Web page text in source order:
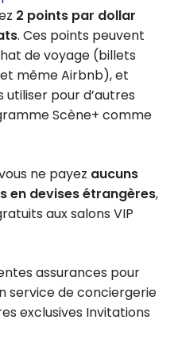
2 points par dollar
. Ces points peuvent
de voyage (billets
même Airbnb), et
pour d’autres
Scène+ comme
ne payez aucuns
en devises étrangères,
aux salons VIP
assurances pour
service de conciergerie
exclusives Invitations